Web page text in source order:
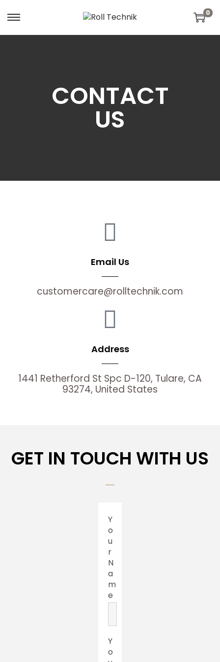
0
CONTACT
US
Email Us
customercare@rolltechnik.com
Address
1441 Retherford St Spc D-120, Tulare, CA
93274, United States
GET IN TOUCH WITH US
Y
o
u
r
N
a
m
e
Y
o